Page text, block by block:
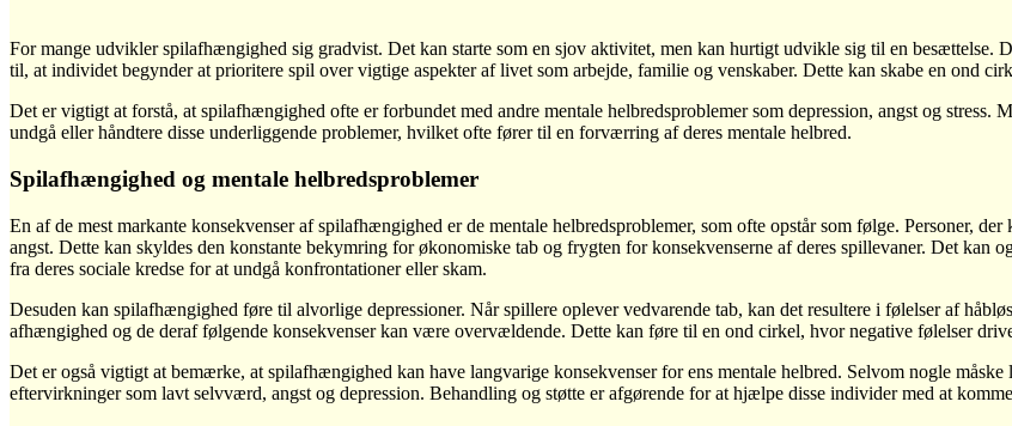
For mange udvikler spilafhængighed sig gradvist. Det kan starte som en sjov aktivitet, men kan hurtigt udvikle sig til en besættelse.
til, at individet begynder at prioritere spil over vigtige aspekter af livet som arbejde, familie og venskaber. Dette kan skabe en ond
Det er vigtigt at forstå, at spilafhængighed ofte er forbundet med andre mentale helbredsproblemer som depression, angst og stress.
undgå eller håndtere disse underliggende problemer, hvilket ofte fører til en forværring af deres mentale helbred.
Spilafhængighed og mentale helbredsproblemer
En af de mest markante konsekvenser af spilafhængighed er de mentale helbredsproblemer, som ofte opstår som følge. Personer,
angst. Dette kan skyldes den konstante bekymring for økonomiske tab og frygten for konsekvenserne af deres spillevaner. Det
fra deres sociale kredse for at undgå konfrontationer eller skam.
Desuden kan spilafhængighed føre til alvorlige depressioner. Når spillere oplever vedvarende tab, kan det resultere i følelser af
afhængighed og de deraf følgende konsekvenser kan være overvældende. Dette kan føre til en ond cirkel, hvor negative følelser
Det er også vigtigt at bemærke, at spilafhængighed kan have langvarige konsekvenser for ens mentale helbred. Selvom nogle
eftervirkninger som lavt selvværd, angst og depression. Behandling og støtte er afgørende for at hjælpe disse individer med at